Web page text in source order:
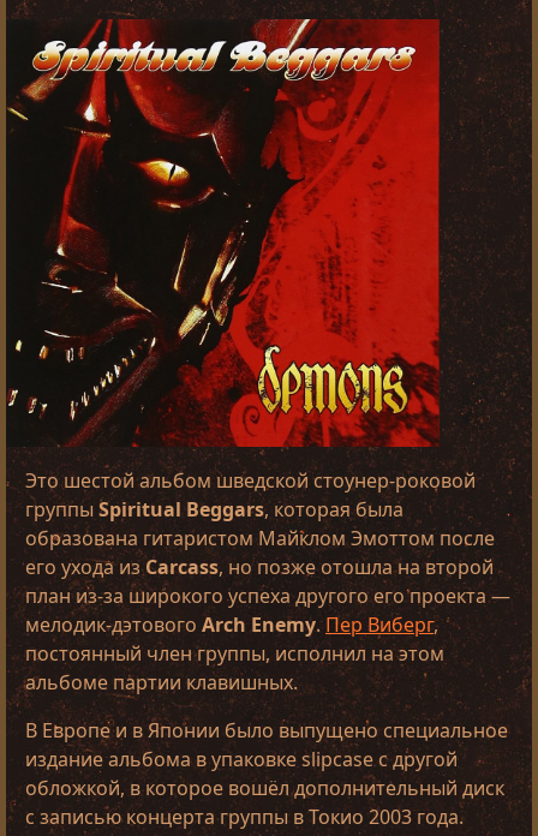
Это шестой альбом шведской стоунер-роковой
группыSpiritual Beggars, которая была
образована гитаристом Майклом Эмоттом после
его ухода изCarcass, но позже отошла на второй
план из-за широкого успеха другого его проекта —
мелодик-дэтового Arch Enemy. Пер Виберг,
постоянный член группы, исполнил на этом
альбоме партии клавишных.
В Европе и в Японии было выпущено специальное
издание альбома в упаковке slipcase с другой
обложкой, в которое вошёл дополнительный диск
с записью концерта группы в Токио 2003 года.